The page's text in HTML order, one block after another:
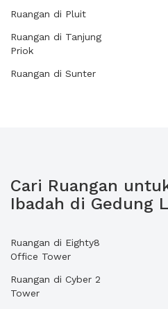
Ruangan di Pluit
Ruangan di Tanjung
Priok
Ruangan di Sunter
Cari Ruangan
Ibadah di Gedung
Ruangan di Eighty8
Office Tower
Ruangan di Cyber 2
Tower